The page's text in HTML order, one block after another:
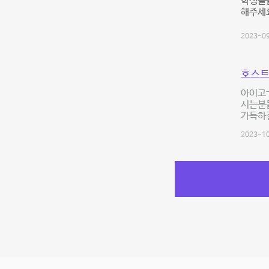
해주세
2023-
호스
아이고
시는
가득
2023-